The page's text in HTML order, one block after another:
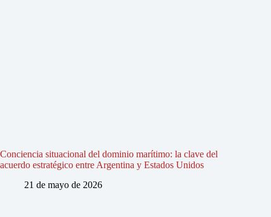
Conciencia situacional del dominio marítimo: la clave del
acuerdo estratégico entre Argentina y Estados Unidos
21 de mayo de 2026